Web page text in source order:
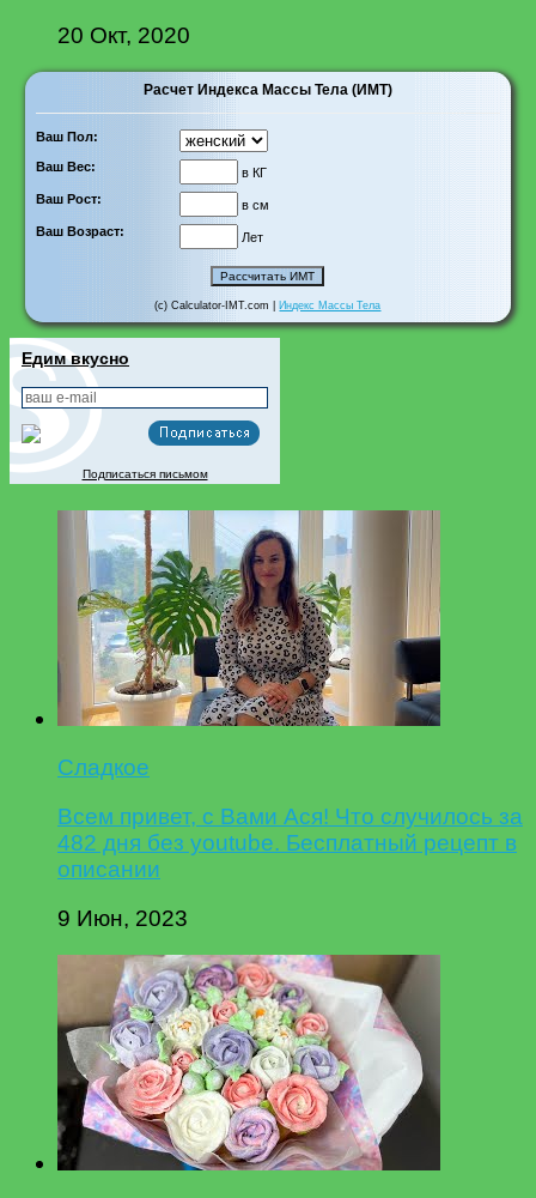
20 Окт, 2020
Расчет Индекса Массы Тела (ИМТ)
Ваш Пол:
Ваш Вес:
в КГ
Ваш Рост:
в см
Ваш Возраст:
Лет
(c) Calculator-IMT.com | Индекс Массы Тела
Едим вкусно
Подписаться письмом
Сладкое
Всем привет, с Вами Ася! Что случилось за
482 дня без youtube. Бесплатный рецепт в
описании
9 Июн, 2023